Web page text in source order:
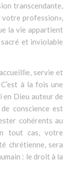
transcendante,
votre profession»,
la vie appartient
et inviolable
servie et
C’est à la fois une
en Dieu auteur de
conscience est
cohérents au
tout cas, votre
chrétienne, sera
: le droit à la